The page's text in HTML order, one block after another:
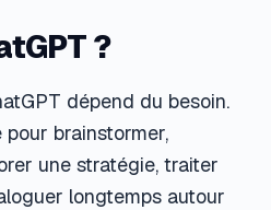
?
dépend du besoin.
brainstormer,
une stratégie, traiter
longtemps autour